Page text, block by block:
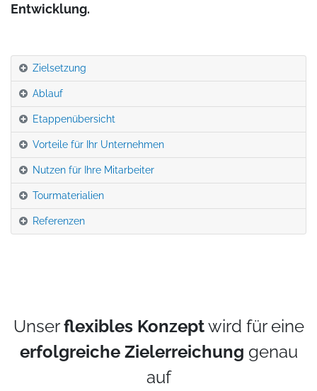
Entwicklung.
Zielsetzung
Ablauf
Etappenübersicht
Vorteile für Ihr Unternehmen
Nutzen für Ihre Mitarbeiter
Tourmaterialien
Referenzen
Unserflexibles Konzeptwird für eine
erfolgreiche Zielerreichung genau
auf